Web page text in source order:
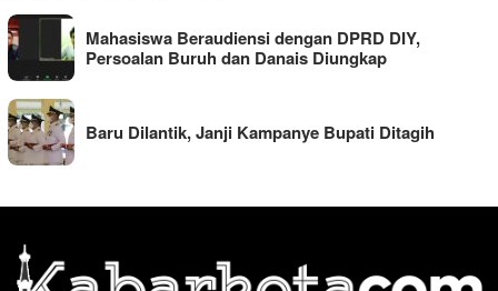
Mahasiswa Beraudiensi dengan DPRD DIY,
Persoalan Buruh dan Danais Diungkap
Baru Dilantik, Janji Kampanye Bupati Ditagih